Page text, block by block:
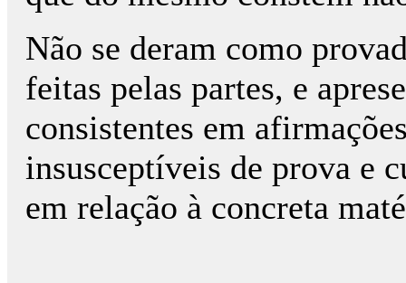
Não se deram como
feitas pelas partes, e
consistentes em
insusceptíveis de prova e
em relação à concreta